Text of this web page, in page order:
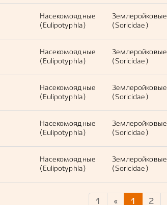
Насекомоядные
(Eulipotyphla)
Землеройковые
(Soricidae)
Насекомоядные
(Eulipotyphla)
Землеройковые
(Soricidae)
Насекомоядные
(Eulipotyphla)
Землеройковые
(Soricidae)
Насекомоядные
(Eulipotyphla)
Землеройковые
(Soricidae)
Насекомоядные
(Eulipotyphla)
Землеройковые
(Soricidae)
1 « 1 2